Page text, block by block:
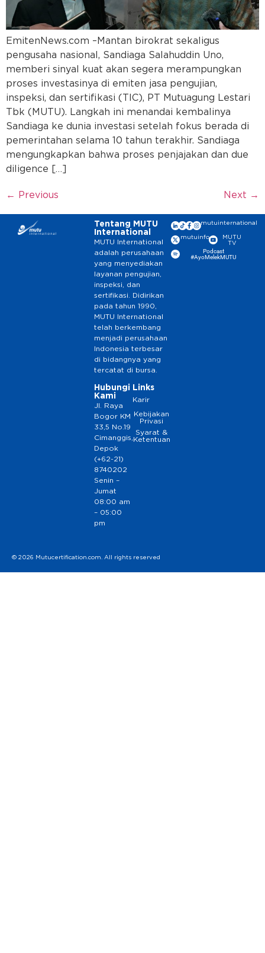
EmitenNews.com –Mantan birokrat sekaligus
pengusaha nasional, Sandiaga Salahuddin Uno,
memberi sinyal kuat akan segera merampungkan
proses investasinya di emiten jasa pengujian,
inspeksi, dan sertifikasi (TIC), PT Mutuagung Lestari
Tbk (MUTU). Langkah ini menandai kembalinya
Sandiaga ke dunia investasi setelah fokus berada di
pemerintahan selama 10 tahun terakhir. Sandiaga
mengungkapkan bahwa proses penjajakan dan due
diligence […]
← Previous Next →
Tentang MUTU
International
MUTU International
adalah perusahaan
yang menyediakan
layanan pengujian,
inspeksi, dan
sertifikasi. Didirikan
pada tahun 1990,
MUTU International
telah berkembang
menjadi perusahaan
Indonesia terbesar
di bidangnya yang
tercatat di bursa.
Hubungi
Kami
Jl. Raya
Bogor KM
33,5 No.19
Cimanggis,
Depok
(+62-21)
8740202
Senin –
Jumat
08:00 am
– 05:00
pm
Links
Karir
Kebijakan
Privasi
Syarat &
Ketentuan
mutuinternational
mutuinfo
MUTU
TV
Podcast
#AyoMelekMUTU
© 2026 Mutucertification.com. All rights reserved